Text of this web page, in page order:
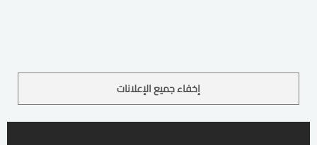
إخفاء جميع الإعلانات